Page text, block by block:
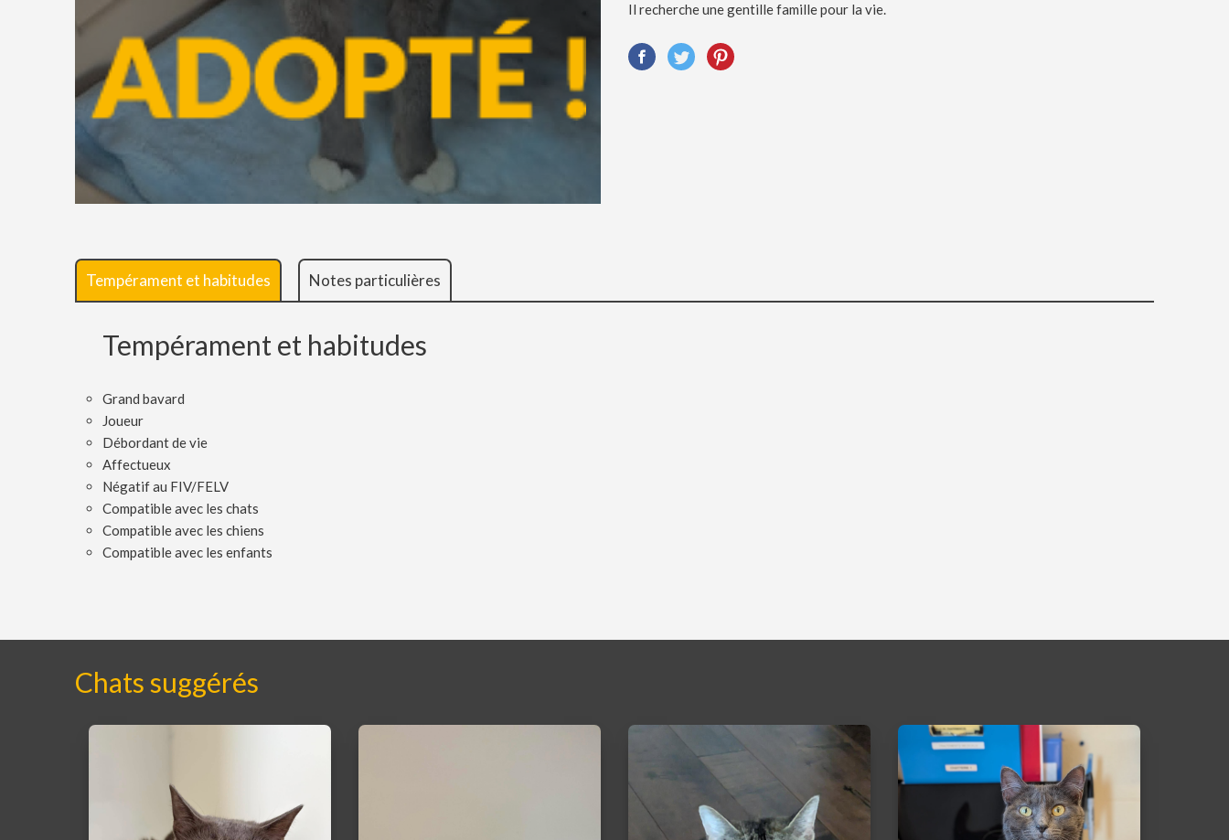
Il recherche une gentille famille pour la vie.
Tempérament et habitudes Notes particulières
Tempérament et habitudes
Grand bavard
Joueur
Débordant de vie
Affectueux
Négatif au FIV/FELV
Compatible avec les chats
Compatible avec les chiens
Compatible avec les enfants
Chats suggérés